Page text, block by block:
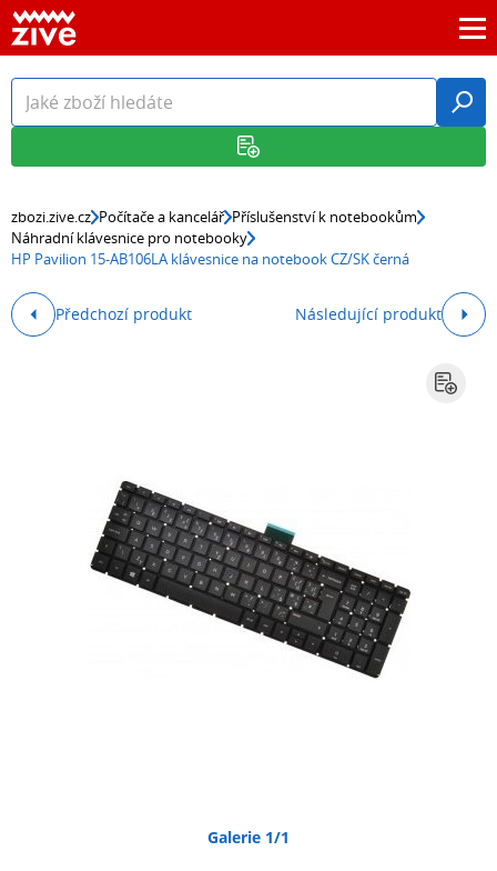
zbozi.zive.cz Počítače a kancelář Příslušenství k notebookům
Náhradní klávesnice pro notebooky
HP Pavilion 15-AB106LA klávesnice na notebook CZ/SK černá
Předchozí produkt Následující produkt
Galerie 1/1